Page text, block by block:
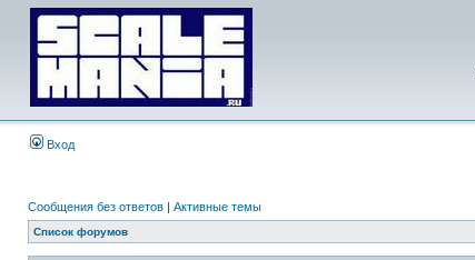
Вход
Сообщения без ответов | Активные темы
Список форумов